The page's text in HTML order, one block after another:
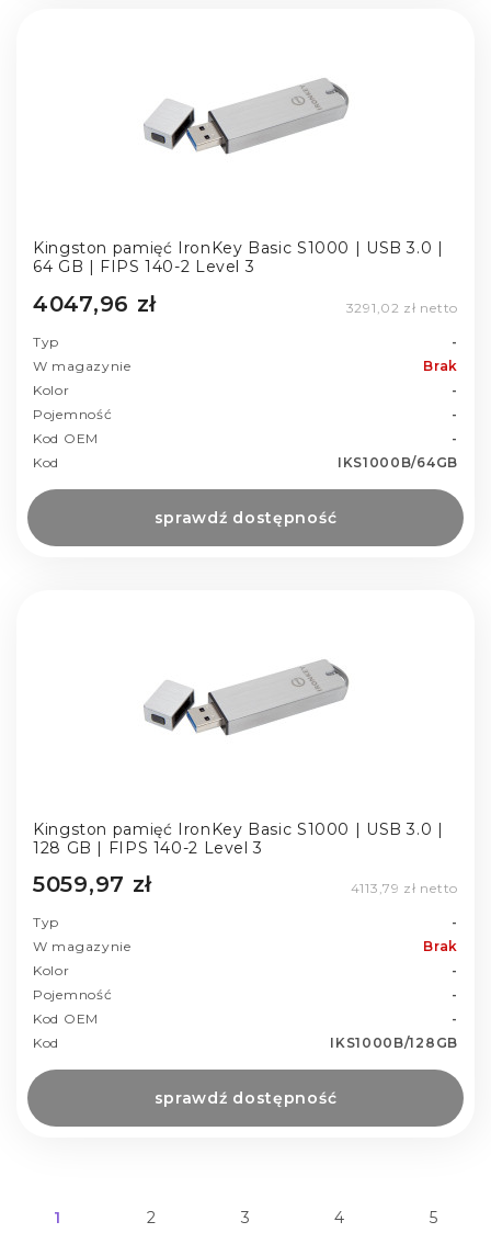
Kingston pamięć IronKey Basic S1000 | USB 3.0 |
64 GB | FIPS 140-2 Level 3
4047,96 zł 3291,02 zł netto
Typ
-
W magazynie
Brak
Kolor
-
Pojemność
-
Kod OEM
-
Kod
IKS1000B/64GB
sprawdź dostępność
Kingston pamięć IronKey Basic S1000 | USB 3.0 |
128 GB | FIPS 140-2 Level 3
5059,97 zł 4113,79 zł netto
Typ
-
W magazynie
Brak
Kolor
-
Pojemność
-
Kod OEM
-
Kod
IKS1000B/128GB
sprawdź dostępność
1 2 3 4 5